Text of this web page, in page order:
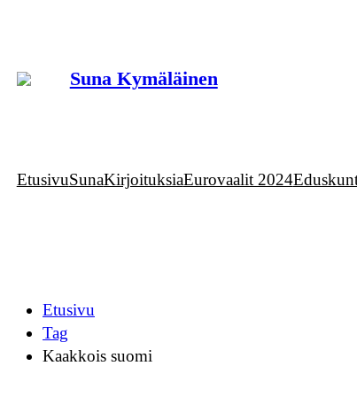
Suna Kymäläinen
EtusivuSunaKirjoituksiaEurovaalit 2024
Etusivu
Tag
Kaakkois suomi